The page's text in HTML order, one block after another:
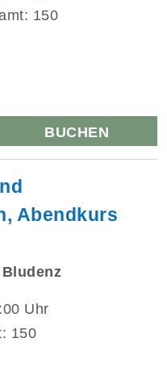
150
BUCHEN
Abendkurs
Uhr
150